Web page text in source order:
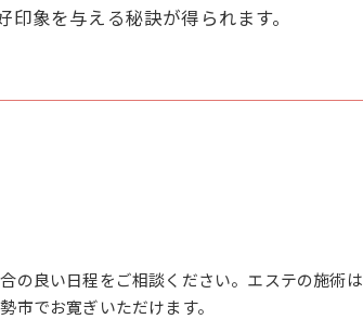
象を与える秘訣が得られます。
の良い日程をご相談ください。エステの施術
市でお寛ぎいただけます。